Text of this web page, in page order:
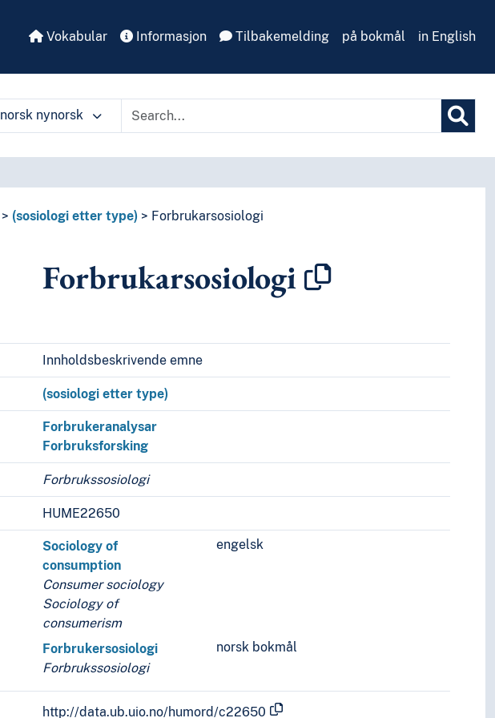
Vokabular Informasjon Tilbakemelding på bokmål in English
norsk nynorsk
(sosiologi etter type) Forbrukarsosiologi
Forbrukarsosiologi
Innholdsbeskrivende emne
(sosiologi etter type)
Forbrukeranalysar
Forbruksforsking
Forbrukssosiologi
HUME22650
engelsk
Sociology of
consumption
Consumer sociology
Sociology of
consumerism
norsk bokmål
Forbrukersosiologi
Forbrukssosiologi
http://data.ub.uio.no/humord/c22650